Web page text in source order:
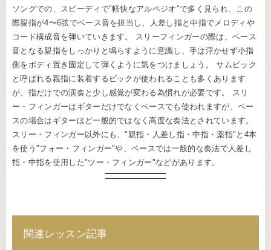
ソングでの、スピーディで"軽快なアルペジオ"で多く見られ、この
際親指が4〜6弦でベース音を担当し、人差し指と中指でメロディや
コード構成音を弾いていきます。 スリーフィンガーの際は、ベース
音となる親指をしっかりと鳴らすように意識し、手は浮かせず小指
側をボディ置き固定して弾くように気をつけましょう。 サムピック
と呼ばれる親指に装着するピックが使われることも多くあります
が、指だけでの演奏と少し感覚が変わる為慣れが必要です。 スリ
ー・フィンガーはギターだけでなくベースでも使われますが、ベー
スの場合はギターほど一般的ではなく高度な奏法とされています。
スリー・フィンガー以外にも、"親指・人差し指・中指・薬指"と4本
を使う"フォー・フィンガー"や、ベースでは一般的な奏法で人差し
指・中指を使用した"ツー・フィンガー"などがあります。
関連レッスン記事